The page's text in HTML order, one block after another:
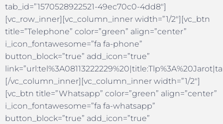
tab_id=”1570528922521-49ec70c0-4dd8″]
[vc_row_inner][vc_column_inner width=”1/2″][vc_btn
title=”Telephone” color=”green” align=”center”
i_icon_fontawesome=”fa fa-phone”
button_block=”true” add_icon=”true”
[/vc_column_inner][vc_column_inner width=”1/2″]
[vc_btn title=”Whatsapp” color=”green” align=”center”
i_icon_fontawesome=”fa fa-whatsapp”
button_block=”true” add_icon=”true”